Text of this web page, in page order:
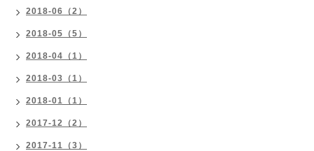
2018-06（2）
2018-05（5）
2018-04（1）
2018-03（1）
2018-01（1）
2017-12（2）
2017-11（3）